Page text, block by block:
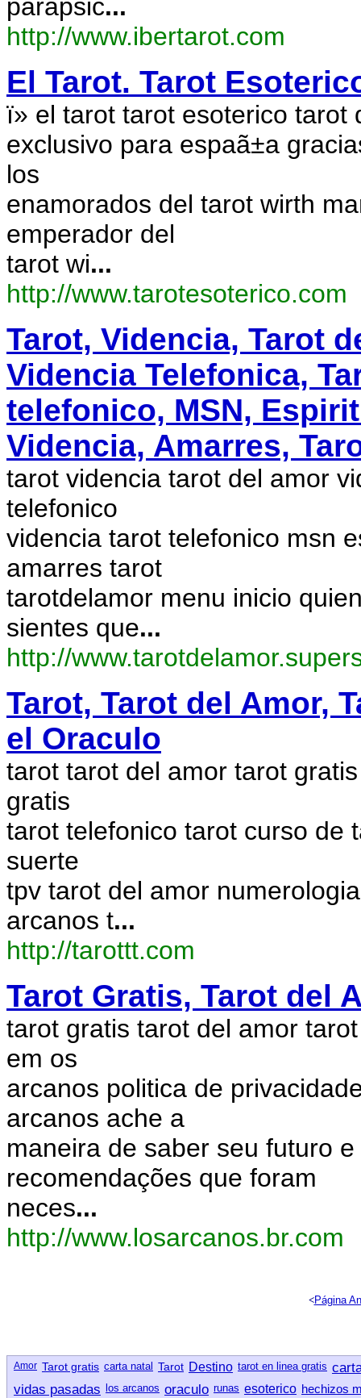
parapsic...
http://www.ibertarot.com
El Tarot. Tarot
ï» el tarot tarot esoterico tarot
exclusivo para espaã±a
los
enamorados del tarot wirth
emperador del
tarot wi...
http://www.tarotesoterico.com
Tarot, Videncia, Tarot
Videncia Telefonica,
telefonico, MSN,
Videncia, Amarres,
tarot videncia tarot del amor
telefonico
videncia tarot telefonico msn
amarres tarot
tarotdelamor menu inicio
sientes que...
http://
Tarot, Tarot del Amor,
el Oraculo
tarot tarot del amor tarot
gratis
tarot telefonico tarot curso de
suerte
tpv tarot del amor
arcanos t...
http://tarottt.com
Tarot Gratis, Tarot del
tarot gratis tarot del amor
em os
arcanos politica de
arcanos ache a
maneira de saber seu futuro
recomendações que foram
neces...
http://www.losarcanos.br.com
<Página
Amor Tarot gratis carta natal Tarot Destino tarot en linea gratis
vidas pasadas los arcanos oraculo runas esoterico hechizos